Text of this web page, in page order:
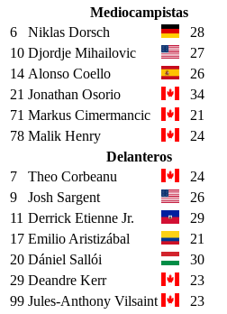
Mediocampistas
6
Niklas Dorsch 28
10 Djordje Mihailovic 27
14 Alonso Coello 26
21 Jonathan Osorio 34
71 Markus Cimermancic 21
78 Malik Henry 24
Delanteros
7
Theo Corbeanu 24
9
Josh Sargent 26
11 Derrick Etienne Jr. 29
17 Emilio Aristizábal 21
20 Dániel Sallói 30
29 Deandre Kerr 23
99 Jules-Anthony Vilsaint 23